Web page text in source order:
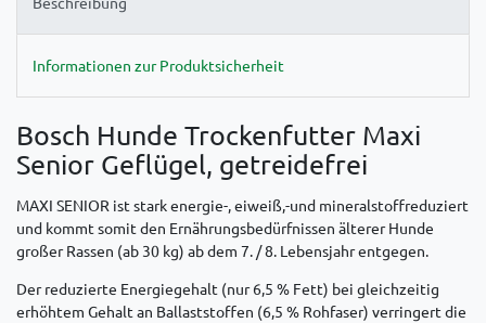
Informationen zur Produktsicherheit
Bosch Hunde Trockenfutter Maxi
Senior Geflügel, getreidefrei
MAXI SENIOR ist stark energie-, eiweiß,-und mineralstoffreduziert
und kommt somit den Ernährungsbedürfnissen älterer Hunde
großer Rassen (ab 30 kg) ab dem 7. / 8. Lebensjahr entgegen.
Der reduzierte Energiegehalt (nur 6,5 % Fett) bei gleichzeitig
erhöhtem Gehalt an Ballaststoffen (6,5 % Rohfaser) verringert die